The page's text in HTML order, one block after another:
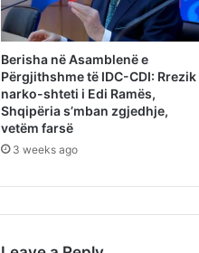
Berisha në Asamblenë e
Përgjithshme të IDC-CDI: Rrezik
narko-shteti i Edi Ramës,
Shqipëria s’mban zgjedhje,
vetëm farsë
3 weeks ago